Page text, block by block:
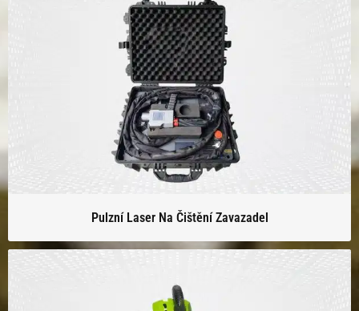
Pulzní Laser Na Čištění Zavazadel